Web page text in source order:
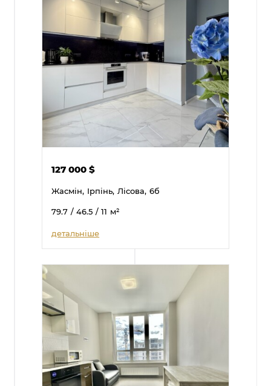
127 000$
Жасмін, Ірпінь, Лісова, 6б
79.7 / 46.5 / 11 м²
детальніше